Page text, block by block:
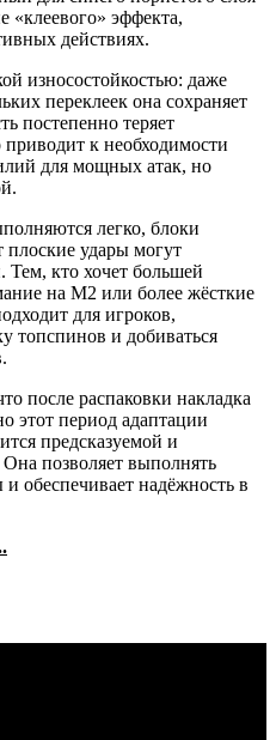
«клеевого» эффекта,
действиях.
износостойкостью: даже
переклеек она сохраняет
постепенно теряет
к необходимости
для мощных атак, но
легко, блоки
удары могут
Тем, кто хочет большей
на M2 или более жёсткие
для игроков,
топспинов и добиваться
после распаковки накладка
этот период адаптации
предсказуемой и
позволяет выполнять
обеспечивает надёжность в